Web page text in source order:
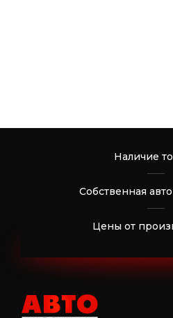
Наличие
Собственная
Цены от